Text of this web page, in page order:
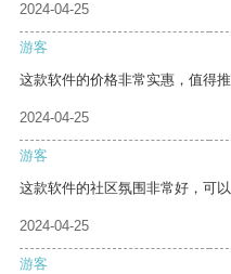
2024-04-25
游客
这款软件的价格非常实惠，值得推
2024-04-25
游客
这款软件的社区氛围非常好，可
2024-04-25
游客